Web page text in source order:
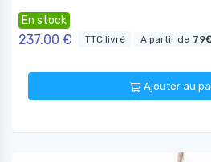
En stock
237.00 € TTC livré A partir de
Ajouter au